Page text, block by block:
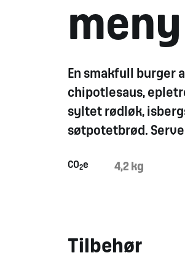
meny
En smakfull burger
chipotlesaus,
syltet rødløk,
søtpotetbrød.
CO2e 4,2 kg
Tilbehør